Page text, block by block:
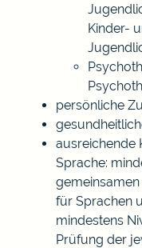
Kinder-
persönliche
ausreichende
Sprache:
für Sprachen
mindestens
Prüfung der